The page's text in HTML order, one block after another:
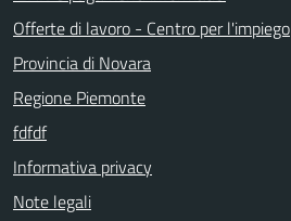
Offerte di lavoro - Centro per l'impiego
Provincia di Novara
Regione Piemonte
fdfdf
Informativa privacy
Note legali